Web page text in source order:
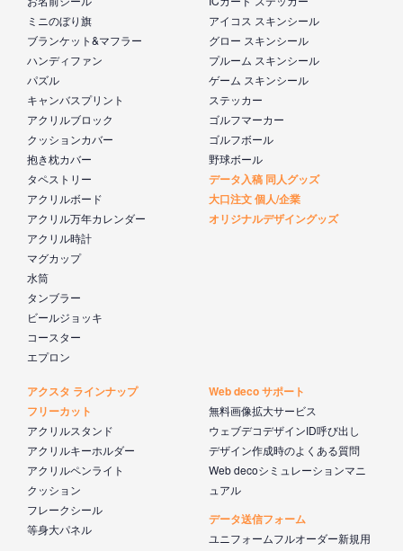
ミニのぼり旗
ブランケット&マフラー
ハンディファン
パズル
キャンバスプリント
アクリルブロック
クッションカバー
抱き枕カバー
タペストリー
アクリルボード
アクリル万年カレンダー
アクリル時計
マグカップ
水筒
タンブラー
ビールジョッキ
コースター
エプロン
アイコス スキンシール
グロー スキンシール
プルーム スキンシール
ゲーム スキンシール
ステッカー
ゴルフマーカー
ゴルフボール
野球ボール
データ入稿 同人グッズ
大口注文 個人/企業
オリジナルデザイングッズ
アクスタ ラインナップ
フリーカット
アクリルスタンド
アクリルキーホルダー
アクリルペンライト
クッション
フレークシール
等身大パネル
Web deco サポート
無料画像拡大サービス
ウェブデコデザインID呼び出し
デザイン作成時のよくある質問
Web decoシミュレーションマニ
ュアル
データ送信フォーム
ユニフォームフルオーダー新規用